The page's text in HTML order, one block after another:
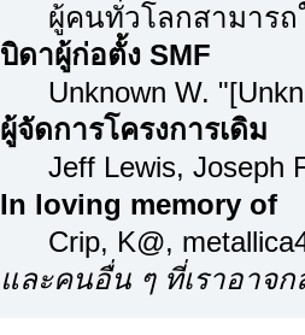
ผู้คนทั่วโลกสามารถ
บิดาผู้ก่อตั้ง SMF
Unknown W.
ผู้จัดการโครงการเดิม
Jeff Lewis, Joseph
In loving memory of
Crip, K@,
และคนอื่น ๆ ที่เราอาจ